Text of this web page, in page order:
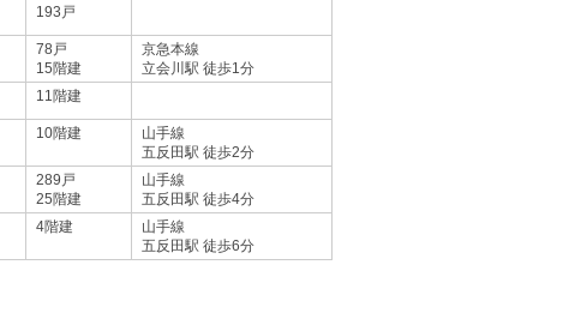
193戸
78戸
15階建
京急本線
立会川駅 徒歩1分
11階建
10階建
山手線
五反田駅 徒歩2分
289戸
25階建
山手線
五反田駅 徒歩4分
4階建
山手線
五反田駅 徒歩6分